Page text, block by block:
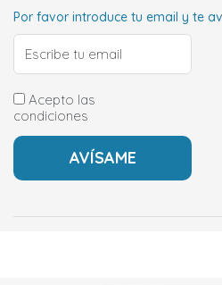
Por favor introduce tu email y te
Acepto las
condiciones